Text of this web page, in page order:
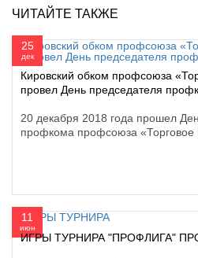
ЧИТАЙТЕ ТАКЖЕ
25
дек
Кировский обком профсоюза
провел День председателя
20 декабря 2018 года прошел
профкома профсоюза «Торговое
11
июн
ИГРЫ ТУРНИРА "ПРОФЛИГА"